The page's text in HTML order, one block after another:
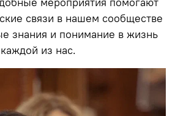
связи в нашем сообществе
знания и понимание в жизнь
каждой из нас.